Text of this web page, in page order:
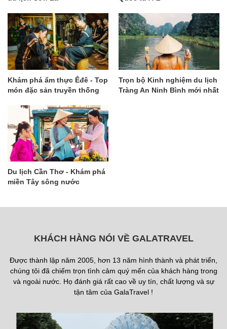
Khám phá ẩm thực Êđê - Top
món đặc sản truyền thống
Trọn bộ Kinh nghiệm du lịch
Tràng An Ninh Bình mới nhất
Du lịch Cần Thơ - Khám phá
miền Tây sông nước
KHÁCH HÀNG NÓI VỀ GALATRAVEL
Được thành lập năm 2005, hơn 13 năm hình thành và phát triển,
chúng tôi đã chiếm trọn tình cảm quý mến của khách hàng trong
và ngoài nước. Họ đánh giá rất cao về uy tín, chất lượng và sự
tận tâm của GalaTravel !